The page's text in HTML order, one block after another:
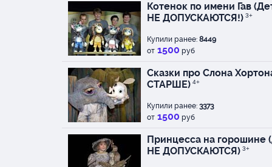
Котенок по имени Гав
НЕ ДОПУСКАЮТСЯ!) 3+
Купили ранее: 8449
от 1500 руб
Сказки про Слона
СТАРШЕ) 4+
Купили ранее: 3373
от 1500 руб
Принцесса на горошине
НЕ ДОПУСКАЮТСЯ) 3+